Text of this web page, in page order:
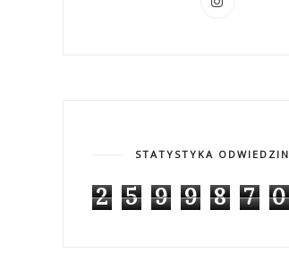
STATYSTYKA ODWIEDZIN
2 5 9 9 8 7 0